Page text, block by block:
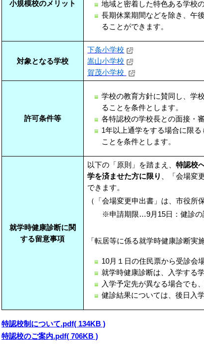
小規模校のメリット
地域と密着した特色ある学校
長期休業期間などを除き、午
ることができます。
対象となる学校
下条小学校
嵩山小学校
賀茂小学校
許可条件等
学校の教育方針に賛同し、学
ることを条件とします。
各特認校の学校長との面接・
1年以上通学をする場合に限
ことを条件とします。
就学時健康診断に関
する留意事項
以下の「原則」を踏まえ、特認校
学を済ませた方に限り 、「会場変
できます。
（「会場変更申出書」は、市役所
※申請期限…9月15日：健診の
「転居等に係る就学時健康診断実
10月１日の住民票から受診会
就学時健康診断は、入学する
入学予定先が異なる場合でも
健診結果については、後日入
特認校制について.pdf( 134KB )
特認校のご案内.pdf( 706KB )